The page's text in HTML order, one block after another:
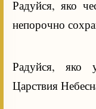
Радуйся, яко
непорочно
Радуйся, яко
Царствия